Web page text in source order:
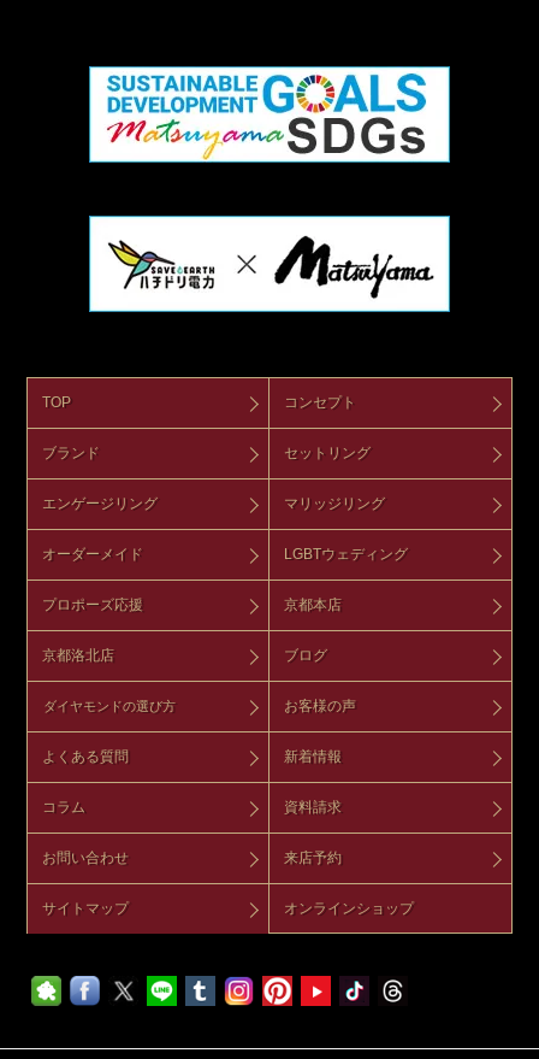
TOP コンセプト
ブランド セットリング
エンゲージリング マリッジリング
オーダーメイド LGBTウェディング
プロポーズ応援 京都本店
京都洛北店 ブログ
ダイヤモンドの選び方 お客様の声
よくある質問 新着情報
コラム 資料請求
お問い合わせ 来店予約
サイトマップ オンラインショップ